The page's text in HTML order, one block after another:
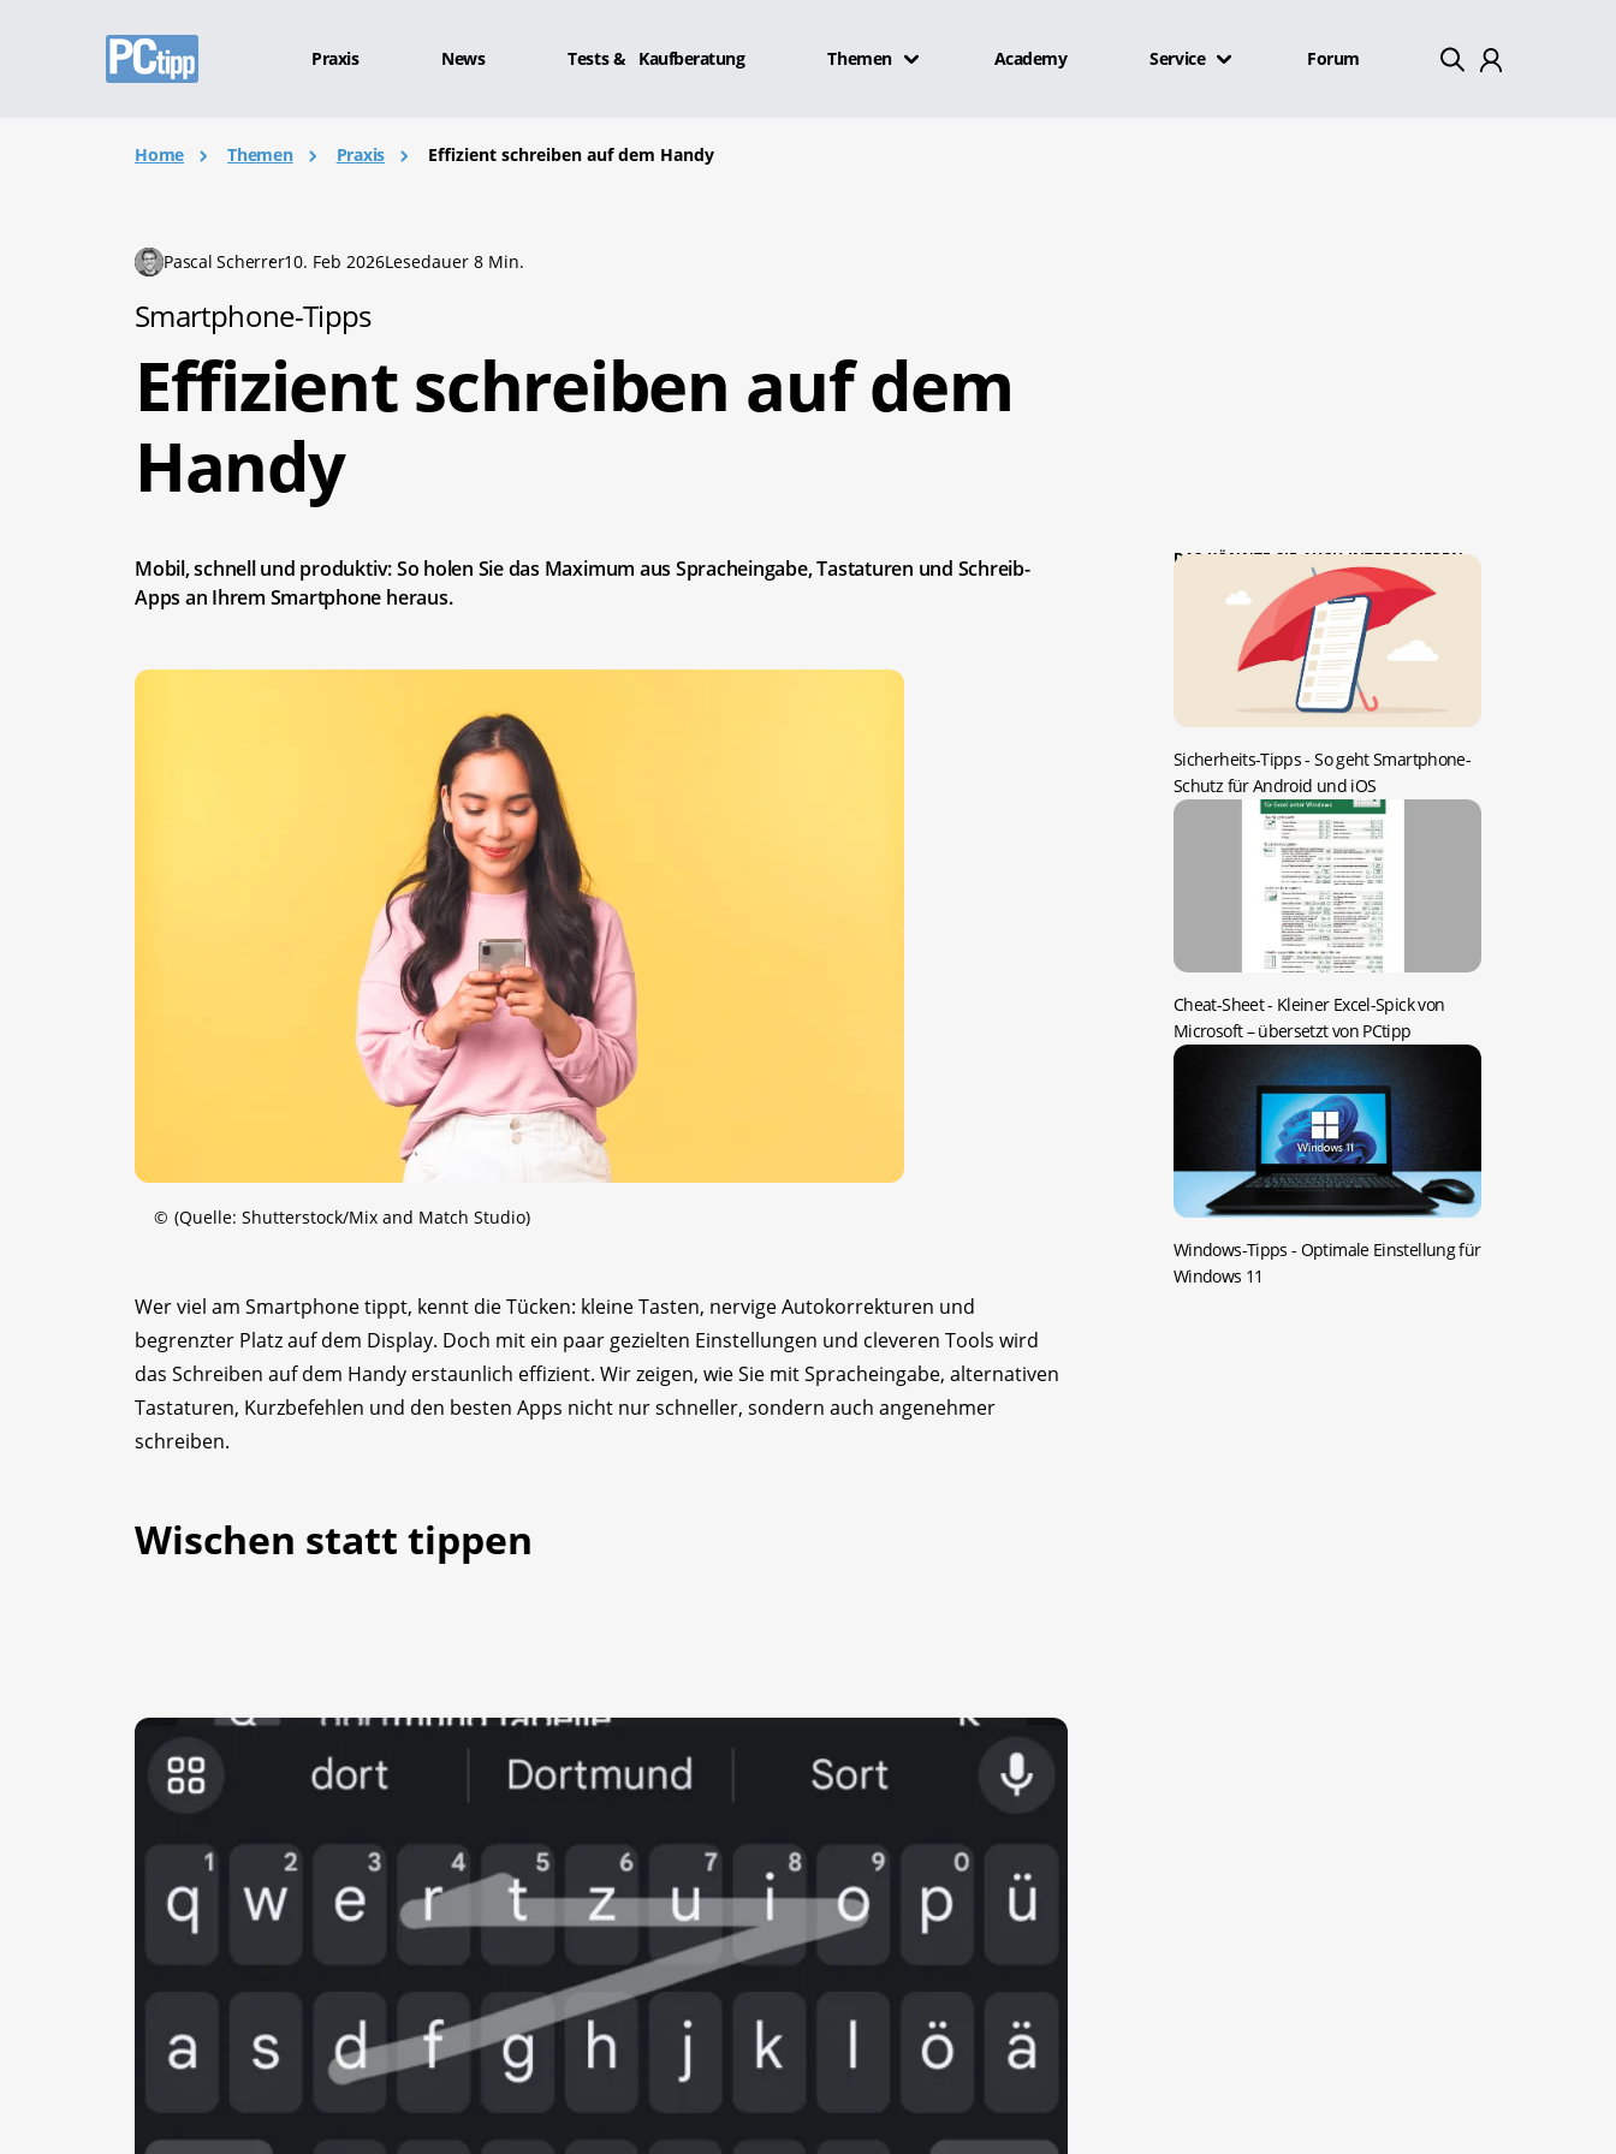
Praxis News Tests & Kaufberatung Themen Academy Service Forum
Home Themen Praxis Effizient schreiben auf dem Handy
Pascal Scherrer10. Feb 2026Lesedauer 8 Min.
Smartphone-Tipps
Effizient schreiben auf dem
Handy
Mobil, schnell und produktiv: So holen Sie das Maximum aus Spracheingabe, Tastaturen und Schreib-
Apps an Ihrem Smartphone heraus.
© (Quelle: Shutterstock/Mix and Match Studio)
Wer viel am Smartphone tippt, kennt die Tücken: kleine Tasten, nervige Autokorrekturen und
begrenzter Platz auf dem Display. Doch mit ein paar gezielten Einstellungen und cleveren Tools wird
das Schreiben auf dem Handy erstaunlich effizient. Wir zeigen, wie Sie mit Spracheingabe, alternativen
Tastaturen, Kurzbefehlen und den besten Apps nicht nur schneller, sondern auch angenehmer
schreiben.
Wischen statt tippen
DAS KÖNNTE SIE AUCH INTERESSIEREN:
Sicherheits-Tipps -So geht Smartphone-
Schutz für Android und iOS
Cheat-Sheet - Kleiner Excel-Spick von
Microsoft – übersetzt von PCtipp
Windows-Tipps - Optimale Einstellung für
Windows 11